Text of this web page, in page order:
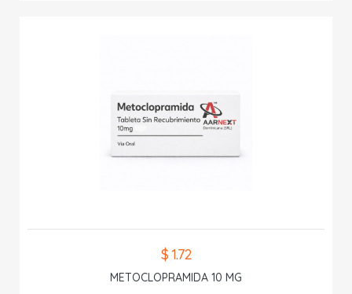
$ 1.72
METOCLOPRAMIDA 10 MG